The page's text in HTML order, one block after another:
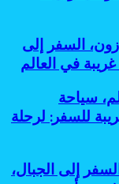
السفر إلى
في العالم
سياحة
للسفر: لرحلة
إلى الجبال،